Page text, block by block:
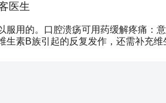
医生
服用的。口腔溃疡可用药缓解疼痛：
生素B族引起的反复发作，还需补充